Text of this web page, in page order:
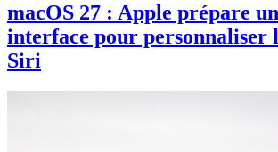
macOS 27 : Apple prépare
interface pour personnaliser
Siri